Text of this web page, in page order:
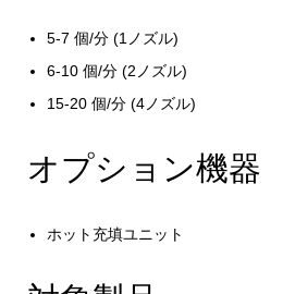
5-7 個/分 (1ノズル)
6-10 個/分 (2ノズル)
15-20 個/分 (4ノズル)
オプション機器
ホット充填ユニット